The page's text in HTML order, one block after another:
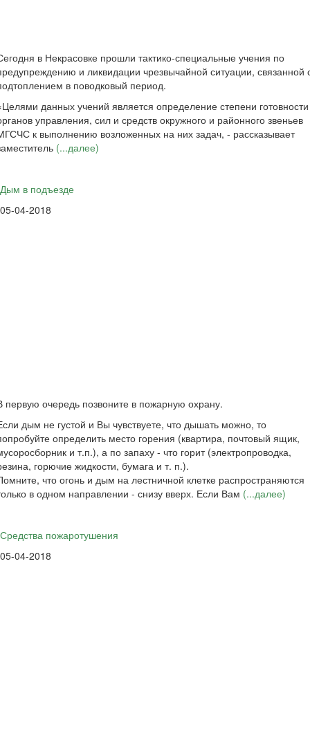
в Некрасовке прошли тактико-специальные учения по
и ликвидации чрезвычайной ситуации, связанной
в поводковый период.
данных учений является определение степени готовности
управления, сил и средств окружного и районного звеньев
к выполнению возложенных на них задач, - рассказывает
(...далее)
Дым в подъезде
05-04-2018
первую очередь позвоните в пожарную охрану.
дым не густой и Вы чувствуете, что дышать можно, то
определить место горения (квартира, почтовый ящик,
и т.п.), а по запаху - что горит (электропроводка,
горючие жидкости, бумага и т. п.).
что огонь и дым на лестничной клетке распространяются
в одном направлении - снизу вверх. Если Вам (...далее)
Средства пожаротушения
05-04-2018